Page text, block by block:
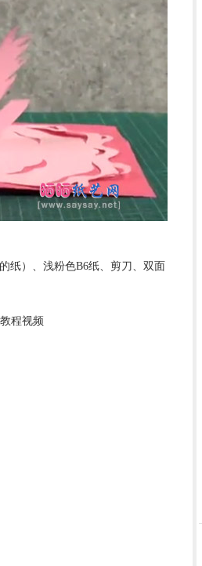
纸）、浅粉色B6纸、剪刀、双面
程视频